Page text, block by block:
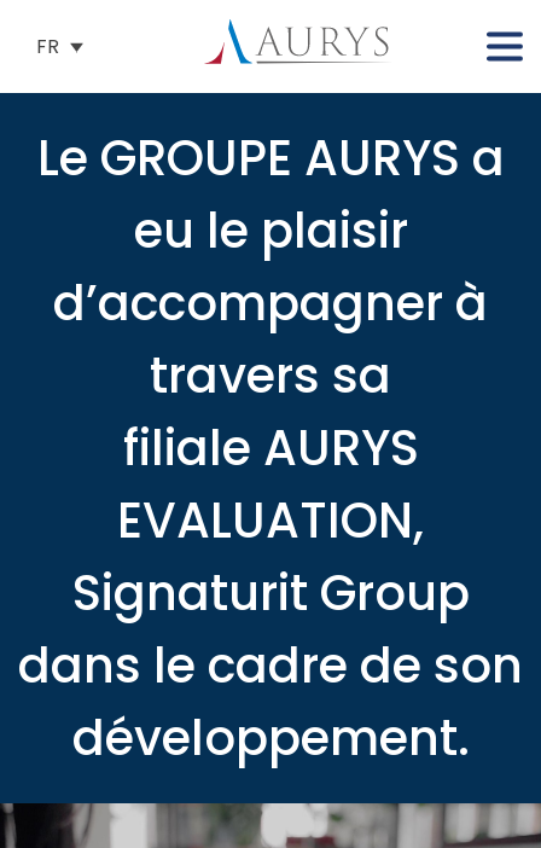
FR
Le GROUPE AURYS a
eu le plaisir
d’accompagner à
travers sa
filiale AURYS
EVALUATION,
Signaturit Group
dans le cadre de son
développement.